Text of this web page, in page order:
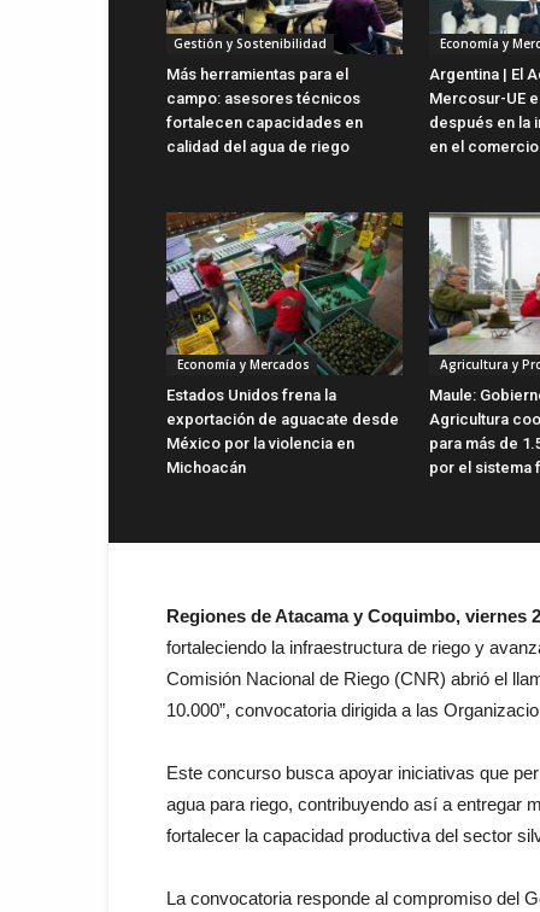
Gestión y Sostenibilidad
Más herramientas para el
campo: asesores técnicos
fortalecen capacidades en
calidad del agua de riego
Economía y
Argentina | El
Mercosur-UE
después en la
en el
Economía y Mercados
Estados Unidos frena la
exportación de aguacate desde
México por la violencia en
Michoacán
Agricultura y
Maule:
Agricultura
para más de
por el sistema
Regiones de Atacama y Coquimbo, viernes
fortaleciendo la infraestructura de riego y
Comisión Nacional de Riego (CNR) abrió el
10.000”, convocatoria dirigida a las
Este concurso busca apoyar iniciativas que
agua para riego, contribuyendo así a entregar
fortalecer la capacidad productiva del sector
La convocatoria responde al compromiso del